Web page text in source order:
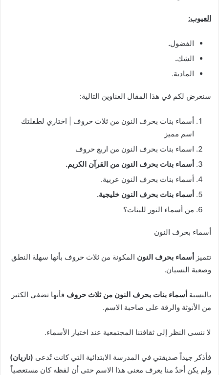
العيوب:
الفضول.
الشك.
المادية.
سنعرض لكم في هذا المقال العناوين التالية:
أسماء بنات بحرف النون من ثلاث حروف | اختاري لطفلتك
اسم مميز
اسماء بنات بحرف النون من اربع حروف
أسماء بنات بحرف النون من القرآن الكريم.
أسماء بنات بحرف النون عربية.
أسماء بنات بحرف النون خليجية.
من أسماء النور للبنات؟
أسماء بحرف النون
تتميز أسماء بحرف النون المكونة من ثلاث حروف بأنها سهلة النطق
وصعبة النسيان.
بالنسبة أسماء بنات بحرف النون من ثلاث حروف فأنها تضفي الكثير
من الأنوثة والرقة على صاحبة الاسم.
لا ننسى النظر إلى ثقافتنا المجتمعية عند اختيار الأسماء.
فأذكر جيداً صديقتي في المدرسة الابتدائية التي كانت تُدعى (ناريان)
ولم يكن أحدٌ منا يعرف معنى هذا الاسم حتى أن لفظه كان مستعصياً